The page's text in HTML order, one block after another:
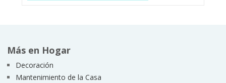
Más en Hogar
Decoración
Mantenimiento de la Casa